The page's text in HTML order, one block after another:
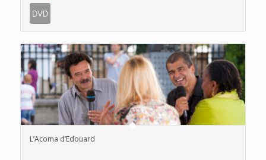
L’Acoma d’Edouard